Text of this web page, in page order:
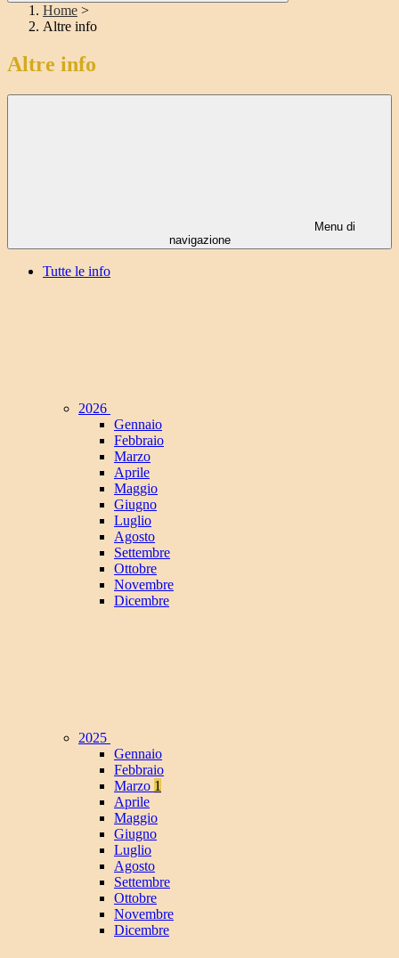
Home >
Altre info
Altre info
Menu di
navigazione
Tutte le info
2026
Gennaio
Febbraio
Marzo
Aprile
Maggio
Giugno
Luglio
Agosto
Settembre
Ottobre
Novembre
Dicembre
2025
Gennaio
Febbraio
Marzo 1
Aprile
Maggio
Giugno
Luglio
Agosto
Settembre
Ottobre
Novembre
Dicembre